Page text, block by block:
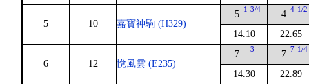
5 10 嘉寶神駒 (H329)
5 1-3/4
14.10
4 4-1/2
22.65
6 12 悅風雲 (E235)
7 3
14.30
7 7-1/4
22.89